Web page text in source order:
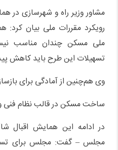
مشاور وزیر راه و شهرسازی در
رویکرد مقررات ملی بیان
ملی مسکن چندان مناسب
تسهیلات این طرح باید کاهش
وی هم‌چنین از آمادگی برای
ساخت مسکن در قالب نظام فنی
در ادامه این همایش اقبال
مجلس – گفت: مجلس برای